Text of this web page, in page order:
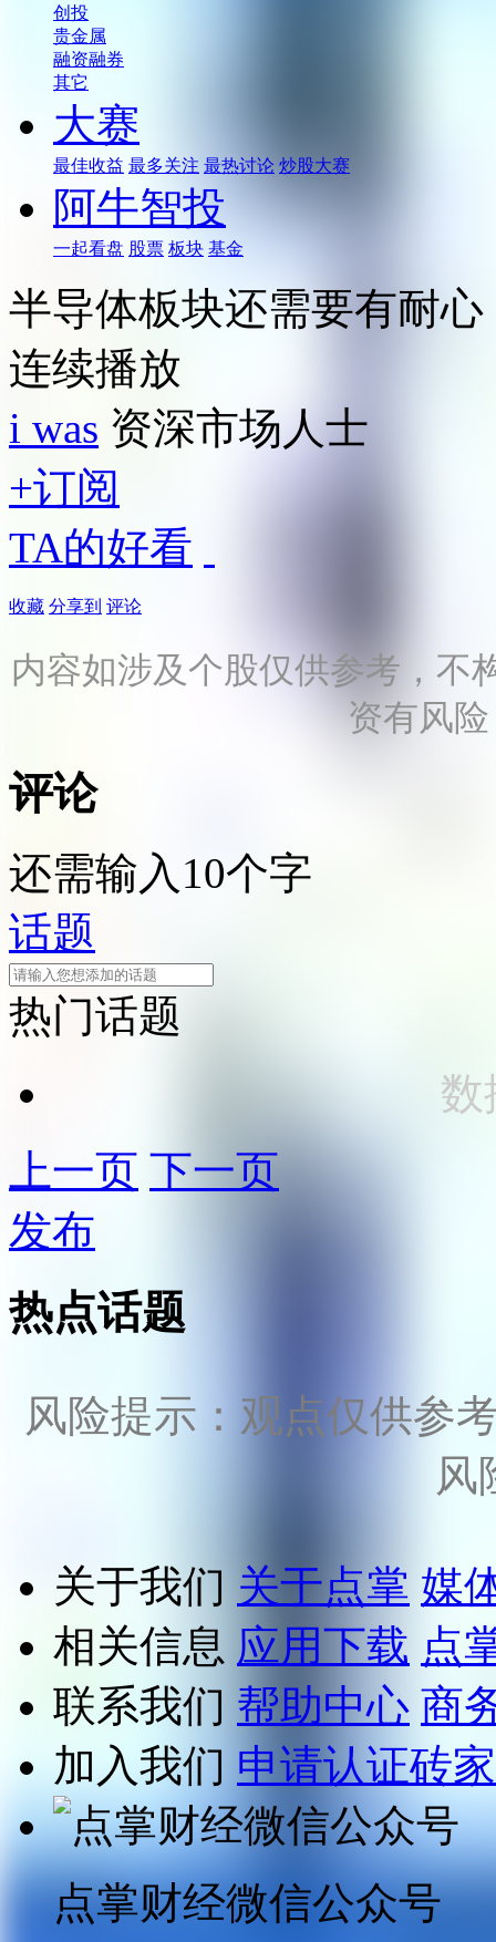
创投
贵金属
融资融券
其它
大赛
最佳收益 最多关注 最热讨论 炒股大赛
阿牛智投
一起看盘 股票 板块 基金
半导体板块还需要有耐心
连续播放
i was 资深市场人士
+订阅
TA的好看
收藏 分享到 评论
内容如涉及个股仅供参考，不
资有风
评论
还需输入10个字
话题
热门话题
数
上一页 下一页
发布
热点话题
风险提示：观点仅供参
风
关于我们 关于点掌 媒
相关信息 应用下载 点
联系我们 帮助中心 商
加入我们 申请认证砖家
点掌财经微信公众号